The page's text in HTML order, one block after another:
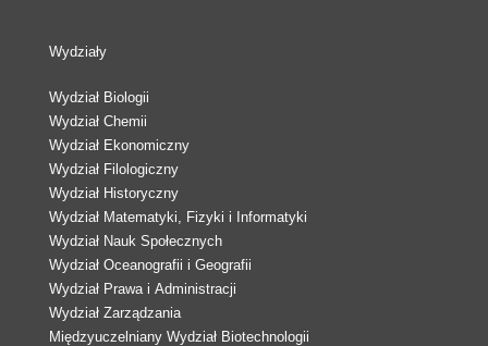
Wydziały
Wydział Biologii
Wydział Chemii
Wydział Ekonomiczny
Wydział Filologiczny
Wydział Historyczny
Wydział Matematyki, Fizyki i Informatyki
Wydział Nauk Społecznych
Wydział Oceanografii i Geografii
Wydział Prawa i Administracji
Wydział Zarządzania
Międzyuczelniany Wydział Biotechnologii